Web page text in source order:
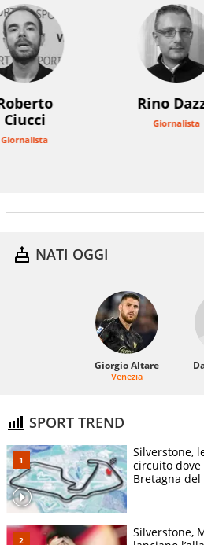
Ciucci
Giornalista
Rino
Giornalista
NATI OGGI
Giorgio Altare
Venezia
SPORT TREND
Silverstone,
circuito dove
Bretagna
Silverstone,